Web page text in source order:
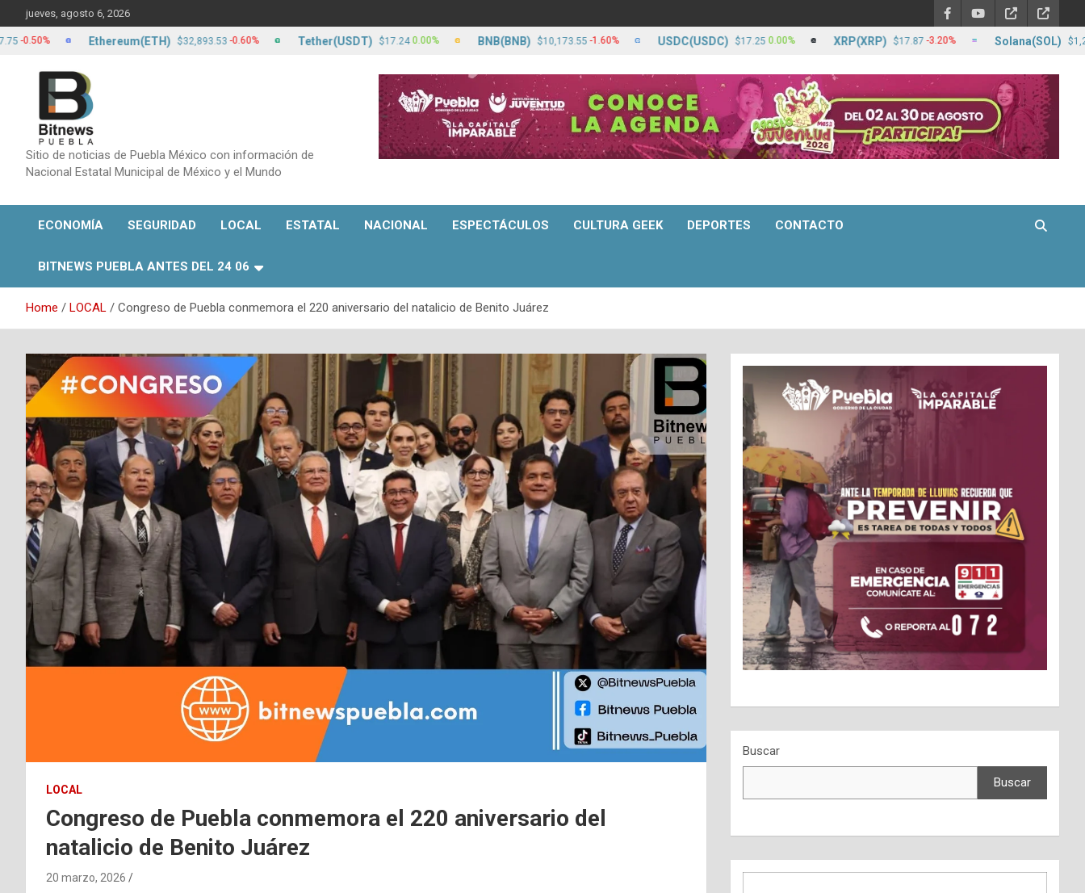
to
content
jueves, agosto 6, 2026
Sitio de noticias de Puebla México con información de
Nacional Estatal Municipal de México y el Mundo
ECONOMÍA SEGURIDAD LOCAL ESTATAL NACIONAL ESPECTÁCULOS CULTURA GEEK DEPORTES CONTACTO
BITNEWS PUEBLA ANTES DEL 24 06
Home LOCAL Congreso de Puebla conmemora el 220 aniversario del natalicio de Benito Juárez
LOCAL
Congreso de Puebla conmemora el 220 aniversario del
natalicio de Benito Juárez
20 marzo, 2026
Buscar
Buscar
Ethereum(ETH) $32,893.53 -0.60% Tether(USDT) $17.24 0.00% BNB(BNB) $10,173.55 -1.60% USDC(USDC) $17.25 0.00% XRP(XRP) $17.87 -3.20% Solana(SOL) $1,255.20 -